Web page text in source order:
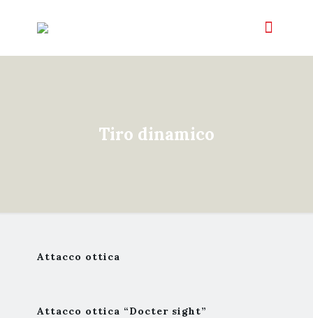
Tiro dinamico
Attacco ottica
Attacco ottica “Docter sight”